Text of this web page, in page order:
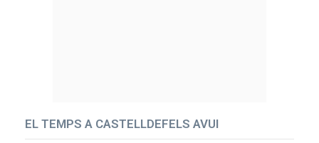
EL TEMPS A CASTELLDEFELS AVUI